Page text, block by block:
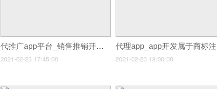
代推广app平台_销售推销开发app
2021-02-23 17:45:00 2021-02-23 18:00:00